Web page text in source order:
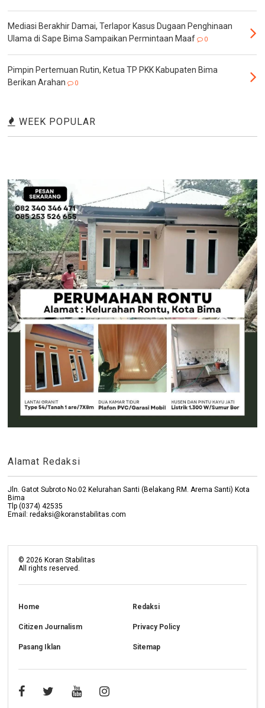
Mediasi Berakhir Damai, Terlapor Kasus Dugaan Penghinaan
Ulama di Sape Bima Sampaikan Permintaan Maaf
0
Pimpin Pertemuan Rutin, Ketua TP PKK Kabupaten Bima
Berikan Arahan
0
WEEK POPULAR
Alamat Redaksi
Jln. Gatot Subroto No.02 Kelurahan Santi (Belakang RM. Arema Santi) Kota
Bima
Tlp (0374) 42535
Email: redaksi@koranstabilitas.com
©2026 Koran Stabilitas
All rights reserved.
Home Redaksi
Citizen Journalism Privacy Policy
Pasang Iklan Sitemap